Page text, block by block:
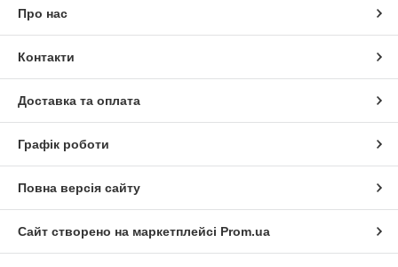
Про нас
Контакти
Доставка та оплата
Графік роботи
Повна версія сайту
Сайт створено на маркетплейсі Prom.ua